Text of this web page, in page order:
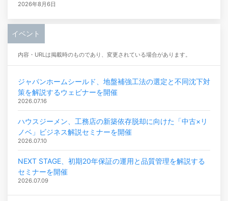
2026年8月6日
イベント
内容・URLは掲載時のものであり、変更されている場合があります。
ジャパンホームシールド、地盤補強工法の選定と不同沈下対
策を解説するウェビナーを開催
2026.07.16
ハウスジーメン、工務店の新築依存脱却に向けた「中古×リ
ノベ」ビジネス解説セミナーを開催
2026.07.10
NEXT STAGE、初期20年保証の運用と品質管理を解説する
セミナーを開催
2026.07.09